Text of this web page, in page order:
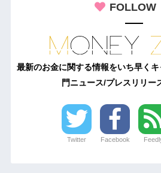
FOLLOW
最新のお金に関する情報をいち早く
門ニュース/プレスリリー
Twitter Facebook